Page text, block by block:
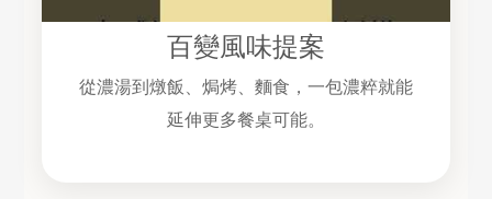
百變風味提案
從濃湯到燉飯、焗烤、麵食，一包濃粹就能
延伸更多餐桌可能。